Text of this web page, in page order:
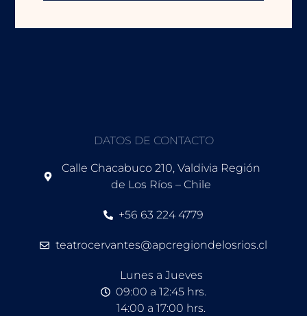
DATOS DE CONTACTO
Calle Chacabuco 210, Valdivia Región
de Los Ríos – Chile
+56 63 224 4779
teatrocervantes@apcregiondelosrios.cl
Lunes a Jueves
09:00 a 12:45 hrs.
14:00 a 17:00 hrs.